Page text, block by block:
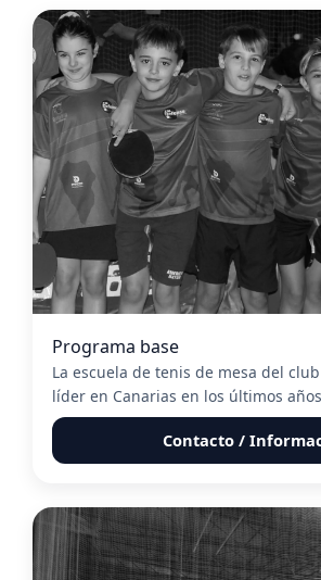
Programa base
La escuela de tenis de mesa del
líder en Canarias en los últimos
Contacto /